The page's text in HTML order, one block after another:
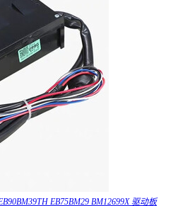
EB75BM29 BM12699X 驱动板